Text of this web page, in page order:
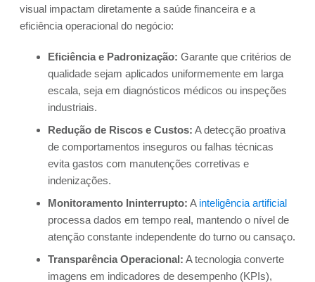
visual impactam diretamente a saúde financeira e a
eficiência operacional do negócio:
Eficiência e Padronização: Garante que critérios de
qualidade sejam aplicados uniformemente em larga
escala, seja em diagnósticos médicos ou inspeções
industriais.
Redução de Riscos e Custos: A detecção proativa
de comportamentos inseguros ou falhas técnicas
evita gastos com manutenções corretivas e
indenizações.
Monitoramento Ininterrupto: A inteligência artificial
processa dados em tempo real, mantendo o nível de
atenção constante independente do turno ou cansaço.
Transparência Operacional: A tecnologia converte
imagens em indicadores de desempenho (KPIs),